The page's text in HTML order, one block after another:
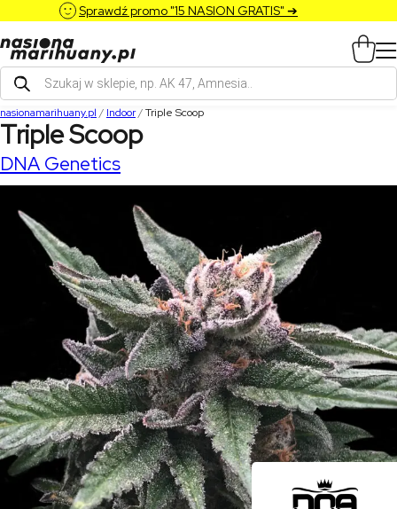
Sprawdź promo "15 NASION GRATIS" ➔
Wyszukiwarka
produktów
nasionamarihuany.pl / Indoor/Triple Scoop
Triple Scoop
DNA Genetics